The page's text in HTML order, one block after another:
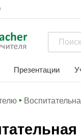
Презентации